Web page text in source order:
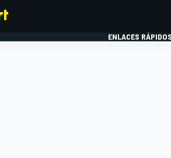
ENLACES